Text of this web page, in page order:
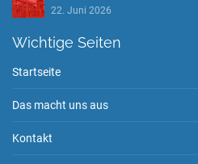
22. Juni 2026
Wichtige Seiten
Startseite
Das macht uns aus
Kontakt